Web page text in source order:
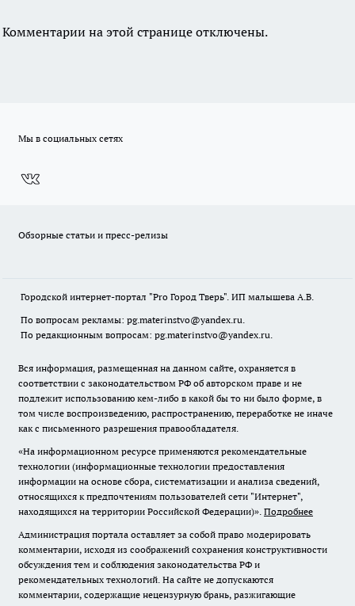
Комментарии на этой странице отключены.
Мы в социальных сетях
Обзорные статьи и пресс-релизы
Городской интернет-портал "Pro Город Тверь". ИП малышева А.В.
По вопросам рекламы: pg.materinstvo@yandex.ru.
По редакционным вопросам: pg.materinstvo@yandex.ru.
Вся информация, размещенная на данном сайте, охраняется в
соответствии с законодательством РФ об авторском праве и не
подлежит использованию кем-либо в какой бы то ни было форме, в
том числе воспроизведению, распространению, переработке не иначе
как с письменного разрешения правообладателя.
«На информационном ресурсе применяются рекомендательные
технологии (информационные технологии предоставления
информации на основе сбора, систематизации и анализа сведений,
относящихся к предпочтениям пользователей сети "Интернет",
находящихся на территории Российской Федерации)». Подробнее
Администрация портала оставляет за собой право модерировать
комментарии, исходя из соображений сохранения конструктивности
обсуждения тем и соблюдения законодательства РФ и
рекомендательных технологий. На сайте не допускаются
комментарии, содержащие нецензурную брань, разжигающие